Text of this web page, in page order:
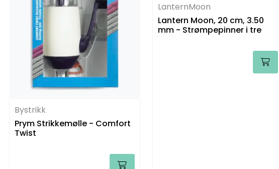
Bystrikk
Prym Strikkemølle - Comfort
Twist
LanternMoon
Lantern Moon, 20 cm, 3.50
mm - Strømpepinner i tre